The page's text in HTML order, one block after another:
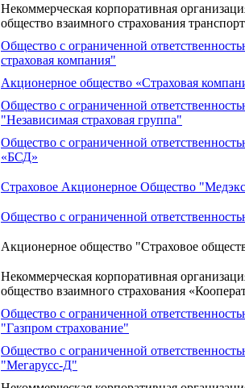
Некоммерческая корпоративная
общество взаимного страхования
Общество с ограниченной
страховая компания"
Акционерное общество «Страховая
Общество с ограниченной
"Независимая страховая группа"
Общество с ограниченной
«БСД»
Страховое Акционерное Общество
Общество с ограниченной
Акционерное общество "Страховое
Некоммерческая корпоративная
общество взаимного страхования
Общество с ограниченной
"Газпром страхование"
Общество с ограниченной
"Мегарусс-Д"